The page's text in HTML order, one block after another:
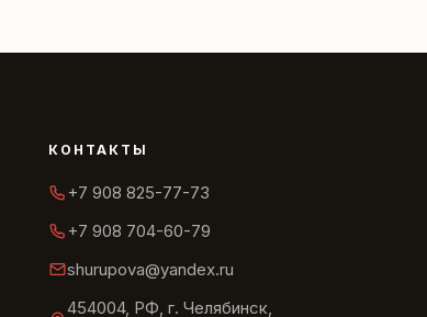
КОНТАКТЫ
+7 908 825-77-73
+7 908 704-60-79
shurupova@yandex.ru
454004, РФ, г. Челябинск,